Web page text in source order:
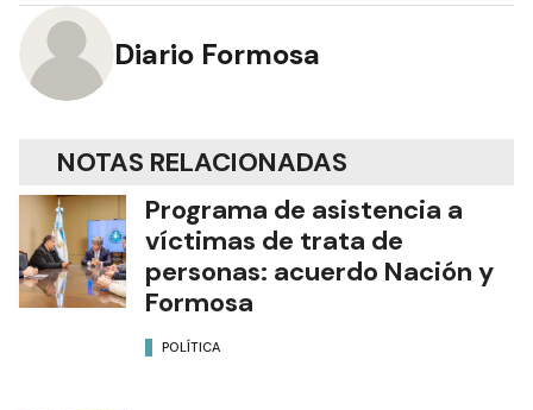
Diario Formosa
NOTAS RELACIONADAS
Programa de asistencia a
víctimas de trata de
personas: acuerdo Nación y
Formosa
POLÍTICA